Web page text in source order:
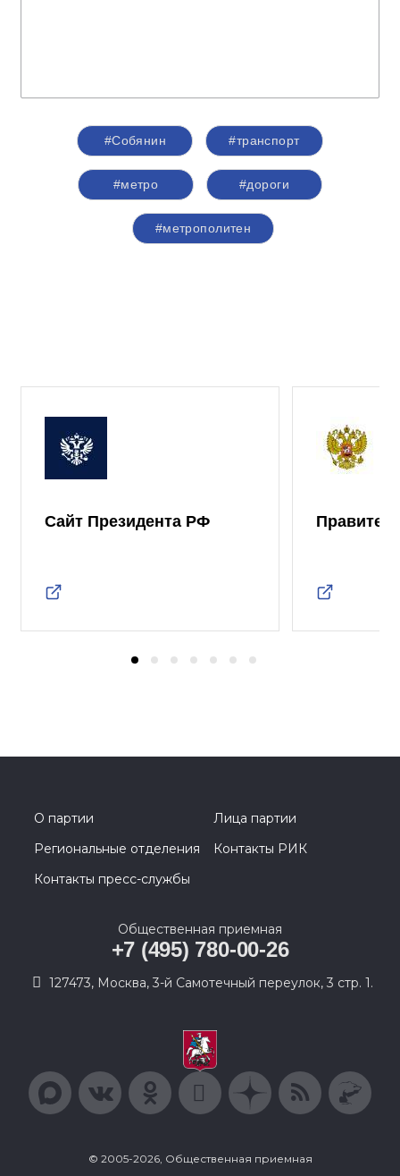
#Собянин #транспорт
#метро #дороги
#метрополитен
Сайт Президента РФ
О партии
Лица партии
Региональные отделения
Контакты РИК
Контакты пресс-службы
Общественная приемная
+7 (495) 780-00-26
127473, Москва, 3-й Самотечный переулок, 3 стр. 1.
© 2005-2026, Общественная приемная